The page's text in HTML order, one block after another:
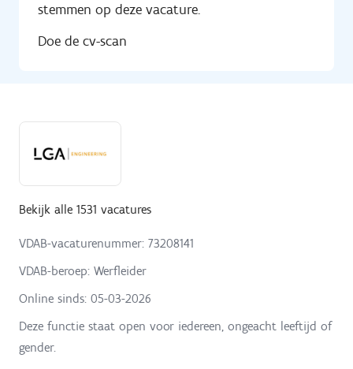
stemmen op deze vacature.
Doe de cv-scan
Bekijk alle 1531 vacatures
VDAB-vacaturenummer: 73208141
VDAB-beroep: Werfleider
Online sinds: 05-03-2026
Deze functie staat open voor iedereen, ongeacht leeftijd of
gender.